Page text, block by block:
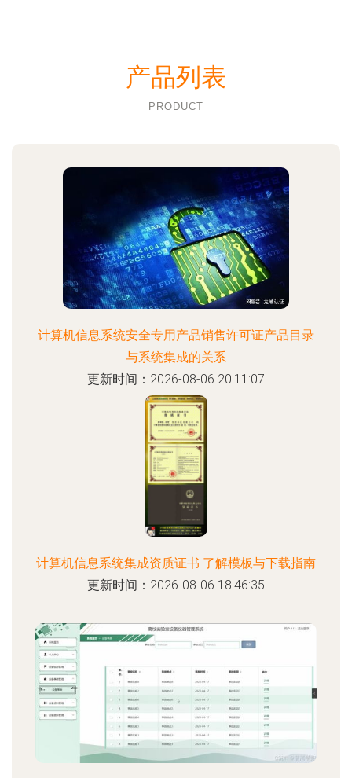
产品列表
PRODUCT
计算机信息系统安全专用产品销售许可证产品目录
与系统集成的关系
更新时间：2026-08-06 20:11:07
计算机信息系统集成资质证书 了解模板与下载指南
更新时间：2026-08-06 18:46:35